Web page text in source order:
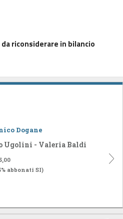
riconsiderare in bilancio
Dogane
Ugolini - Valeria Baldi
abbonati SI)